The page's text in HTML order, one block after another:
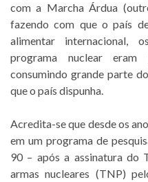
com a Marcha Árdua
fazendo com que o país
alimentar internacional,
programa nuclear eram
consumindo grande parte
que o país dispunha.
Acredita-se que desde os
em um programa de
90 – após a assinatura do
armas nucleares (TNP)